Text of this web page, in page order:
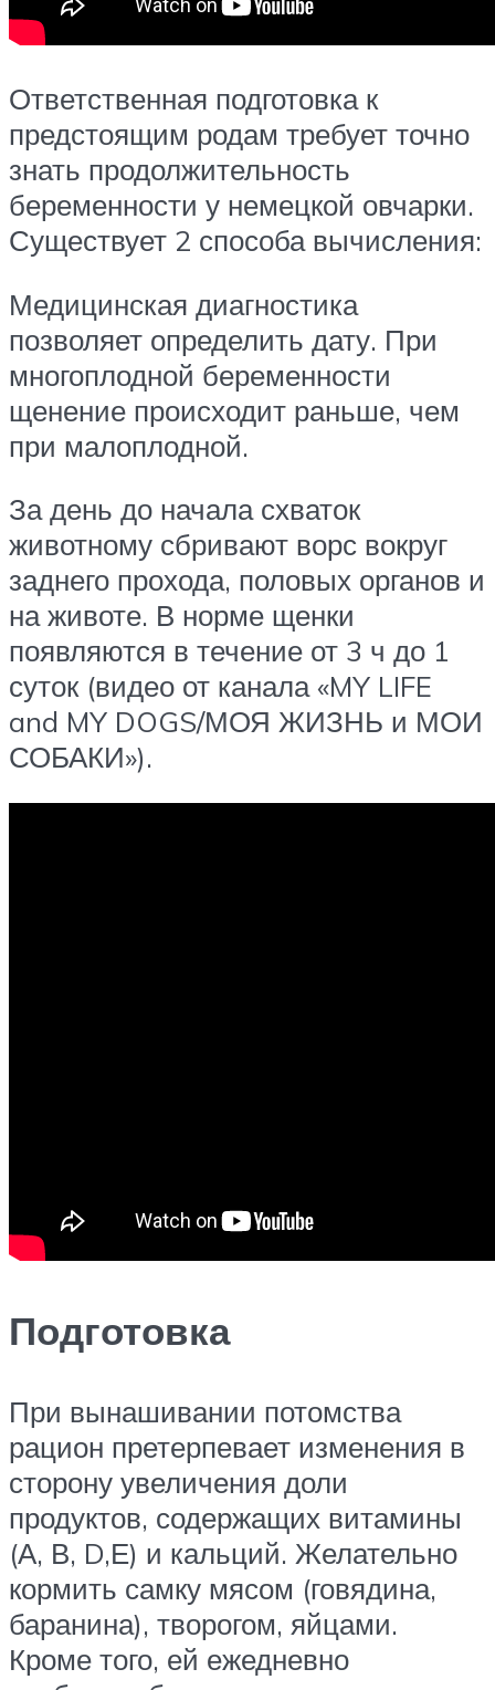
Ответственная подготовка к
предстоящим родам требует точно
знать продолжительность
беременности у немецкой овчарки.
Существует 2 способа вычисления:
Медицинская диагностика
позволяет определить дату. При
многоплодной беременности
щенение происходит раньше, чем
при малоплодной.
За день до начала схваток
животному сбривают ворс вокруг
заднего прохода, половых органов и
на животе. В норме щенки
появляются в течение от 3 ч до 1
суток (видео от канала «MY LIFE
and MY DOGS/МОЯ ЖИЗНЬ и МОИ
СОБАКИ»).
Подготовка
При вынашивании потомства
рацион претерпевает изменения в
сторону увеличения доли
продуктов, содержащих витамины
(А, В, D,Е) и кальций. Желательно
кормить самку мясом (говядина,
баранина), творогом, яйцами.
Кроме того, ей ежедневно